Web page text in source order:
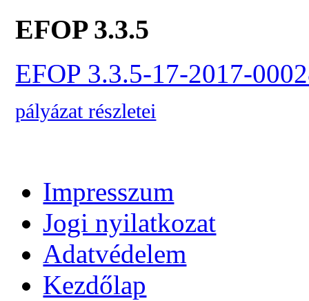
EFOP 3.3.5
EFOP 3.3.5-17-2017-
pályázat részletei
Impresszum
Jogi nyilatkozat
Adatvédelem
Kezdőlap